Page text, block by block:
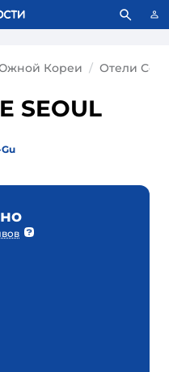
Что это значит?
Кореи Отели
SEOUL